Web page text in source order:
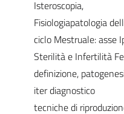
Isteroscopia,
Fisiologiapatologia
ciclo Mestruale: asse
Sterilità e Infertilità
definizione,
iter diagnostico
tecniche di